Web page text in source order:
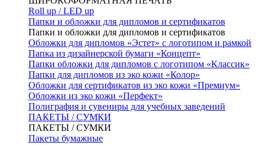
Roll up / LED up
Папки и обложки для дипломов и сертификатов
Папки и обложки для дипломов и сертификатов
Обложки для дипломов «Эстет» с логотипом и рамкой
Папка из дизайнерской бумаги «Концепт»
Папки обложки для дипломов с логотипом «Классик»
Папки для дипломов из эко кожи «Колор»
Обложки для сертификатов из эко кожи «Премиум»
Обложки из эко кожи «Перфект»
Полиграфия и сувениры для учебных заведений
ПАКЕТЫ / СУМКИ
ПАКЕТЫ / СУМКИ
Пакеты бумажные